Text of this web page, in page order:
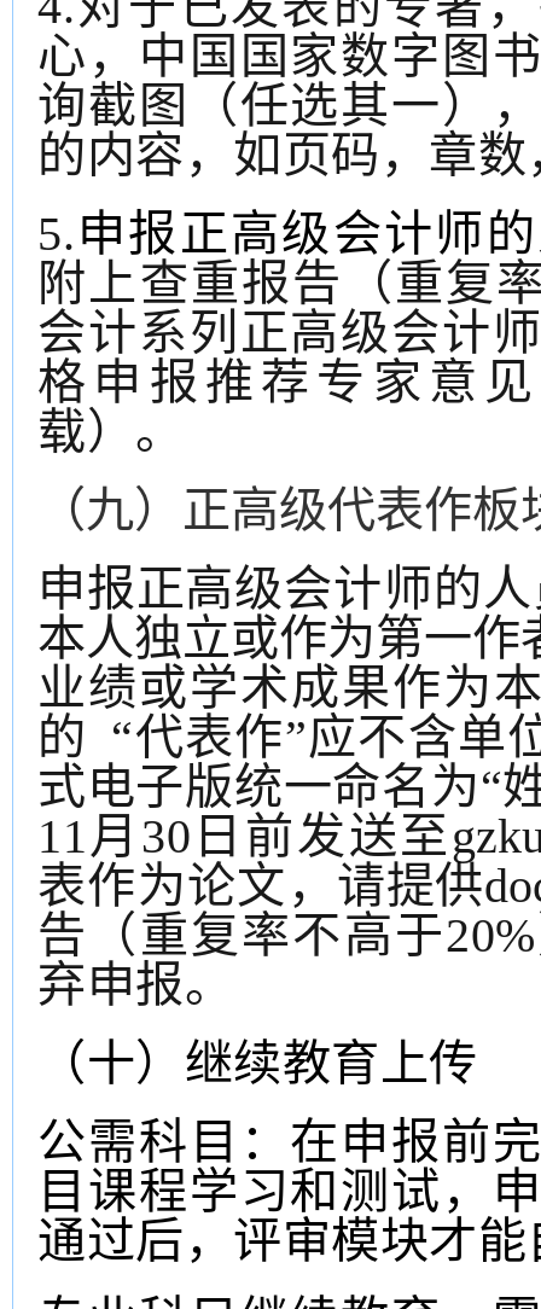
心 ， 中国国家数字图
询截图（任选其一）
的内容，如页码，章
5.申报正高级会计师
附上查重报告（重复
会计系列正高级会计
格申报推荐专家意
载）。
（九）正高级代表作板
申报正高级会计师的
本人独立或作为第一
业绩或学术成果作为
的 “代表作”应不含单
式电子版统一命名为“
11月 30 日前发送至
表作为论文， 请提供
告（重复率不高于
弃申报。
（十）继续教育 上传
公需科目：在申报前
目课程学习和测试，
通过后，评审模块才